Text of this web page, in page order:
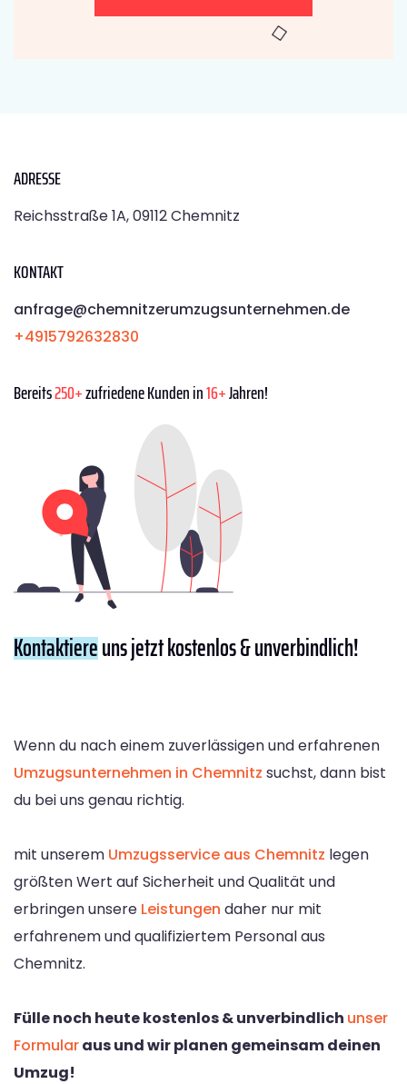
ADRESSE
Reichsstraße 1A, 09112 Chemnitz
KONTAKT
anfrage@chemnitzerumzugsunternehmen.de
+4915792632830
Bereits250+zufriedene Kunden in16+Jahren!
Kontaktiereuns jetzt kostenlos & unverbindlich!
Wenn du nach einem zuverlässigen und erfahrenen
Umzugsunternehmen in Chemnitz suchst, dann bist
du bei uns genau richtig.
mit unserem Umzugsservice aus Chemnitz legen
größten Wert auf Sicherheit und Qualität und
erbringen unsere Leistungen daher nur mit
erfahrenem und qualifiziertem Personal aus
Chemnitz.
Fülle noch heute kostenlos & unverbindlich unser
Formularaus und wir planen gemeinsam deinen
Umzug!